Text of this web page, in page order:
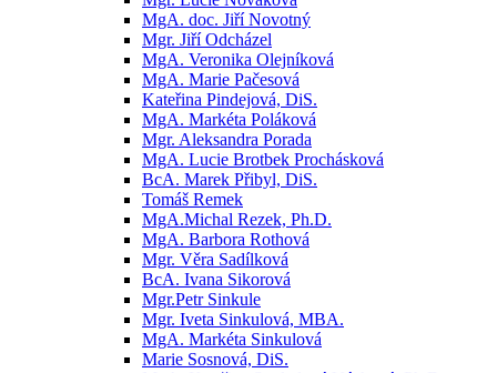
MgA. doc. Jiří Novotný
Mgr. Jiří Odcházel
MgA. Veronika Olejníková
MgA. Marie Pačesová
Kateřina Pindejová, DiS.
MgA. Markéta Poláková
Mgr. Aleksandra Porada
MgA. Lucie Brotbek Prochásková
BcA. Marek Přibyl, DiS.
Tomáš Remek
MgA.Michal Rezek, Ph.D.
MgA. Barbora Rothová
Mgr. Věra Sadílková
BcA. Ivana Sikorová
Mgr.Petr Sinkule
Mgr. Iveta Sinkulová, MBA.
MgA. Markéta Sinkulová
Marie Sosnová, DiS.